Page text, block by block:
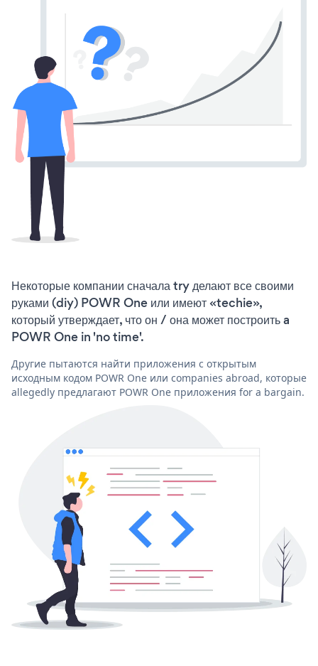
Некоторые компании сначала try делают все своими
руками (diy) POWR One или имеют «techie»,
который утверждает, что он / она может построить a
POWR One in 'no time'.
Другие пытаются найти приложения с открытым
исходным кодом POWR One или companies abroad, которые
allegedly предлагают POWR One приложения for a bargain.